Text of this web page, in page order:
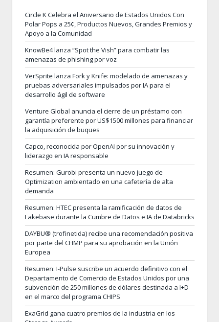
Circle K Celebra el Aniversario de Estados Unidos Con
Polar Pops a 25¢, Productos Nuevos, Grandes Premios y
Apoyo a la Comunidad
KnowBe4 lanza “Spot the Vish” para combatir las
amenazas de phishing por voz
VerSprite lanza Fork y Knife: modelado de amenazas y
pruebas adversariales impulsados por IA para el
desarrollo ágil de software
Venture Global anuncia el cierre de un préstamo con
garantía preferente por US$1500 millones para financiar
la adquisición de buques
Capco, reconocida por OpenAI por su innovación y
liderazgo en IA responsable
Resumen: Gurobi presenta un nuevo juego de
Optimization ambientado en una cafetería de alta
demanda
Resumen: HTEC presenta la ramificación de datos de
Lakebase durante la Cumbre de Datos e IA de Databricks
DAYBU® (trofinetida) recibe una recomendación positiva
por parte del CHMP para su aprobación en la Unión
Europea
Resumen: I-Pulse suscribe un acuerdo definitivo con el
Departamento de Comercio de Estados Unidos por una
subvención de 250 millones de dólares destinada a I+D
en el marco del programa CHIPS
ExaGrid gana cuatro premios de la industria en los